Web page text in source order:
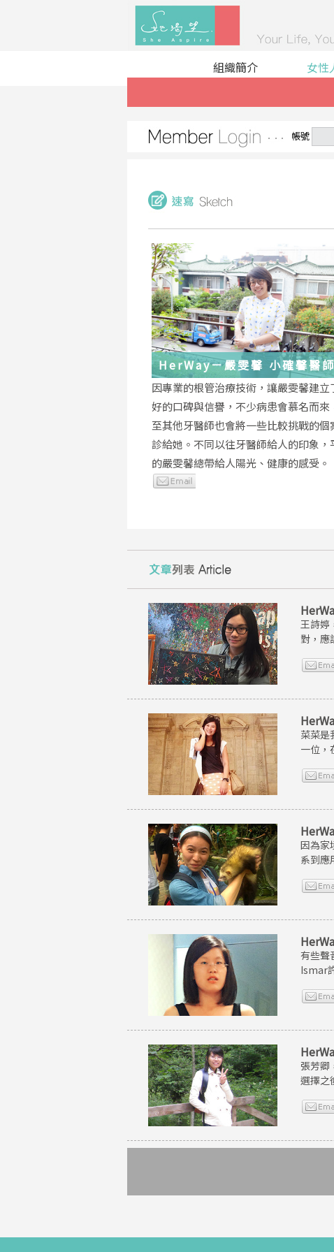
組織簡介
女性
帳號
HerWay－嚴雯馨 小確馨醫
的根管治療小確幸
因專業的根管治療技術，讓嚴雯馨建立
好的口碑與信譽，不少病患會慕名而來
至其他牙醫師也會將一些比較挑戰的個
診給她。不同以往牙醫師給人的印象，
的嚴雯馨總帶給人陽光、健康的感受。
王詩婷
對，應
菜菜是
一位，
因為家
系到應
有些聲
Ismar
張芳卿
選擇之